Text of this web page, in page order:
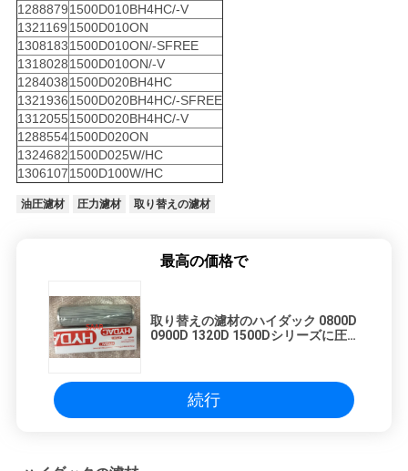
12888791500D010BH4HC/-V
1321169 1500D010ON
13081831500D010ON/-SFREE
13180281500D010ON/-V
12840381500D020BH4HC
13219361500D020BH4HC/-SFREE
13120551500D020BH4HC/-V
12885541500D020ON
13246821500D025W/HC
13061071500D100W/HC
油圧濾材 圧力濾材 取り替えの濾材
最高の価格で
取り替えの濾材のハイダック 0800D
0900D 1320D 1500Dシリーズに圧力
続行